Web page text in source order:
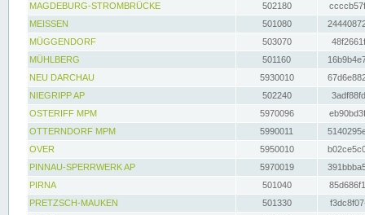
MAGDEBURG-STROMBRÜCKE
502180
MEISSEN
501080
MÜGGENDORF
503070
MÜHLBERG
501160
NEU DARCHAU
5930010
NIEGRIPP AP
502240
OSTERIFF MPM
5970096
OTTERNDORF MPM
5990011
OVER
5950010
PINNAU-SPERRWERK AP
5970019
PIRNA
501040
PRETZSCH-MAUKEN
501330